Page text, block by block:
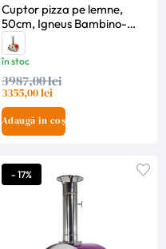
Cuptor pizza pe lemne,
50cm, Igneus Bambino-
Negru
în stoc
3987,00 lei
3355,00 lei
Adaugă în coș
- 17%